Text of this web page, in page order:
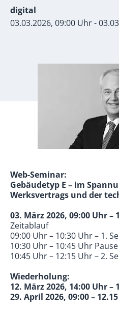
digital
03.03.2026, 09:00 Uhr -
Web-Seminar:
Gebäudetyp E – im
Werksvertrags und der
03. März 2026, 09:00 Uhr –
Zeitablauf
09:00 Uhr – 10:30 Uhr – 1.
10:30 Uhr – 10:45 Uhr Pause
10:45 Uhr – 12:15 Uhr – 2.
Wiederholung:
12. März 2026, 14:00 Uhr –
29. April 2026, 09:00 –